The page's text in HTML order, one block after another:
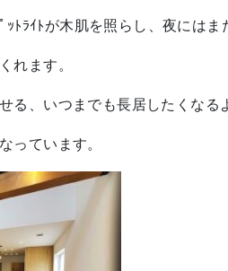
ｯﾄﾗｲﾄが木肌を照らし、夜にはま
れます。
る、いつまでも長居したくなる
っています。